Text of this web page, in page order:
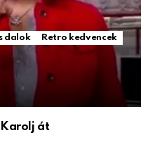
dalok Retro kedvencek
Karolj át